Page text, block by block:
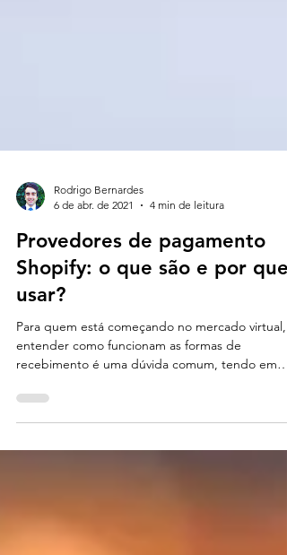
6 de abr. de 2021
4 min de leitura
Provedores de pagamento
Shopify: o que são e por que
usar?
Para quem está começando no mercado virtual,
recebimento é uma dúvida comum, tendo em